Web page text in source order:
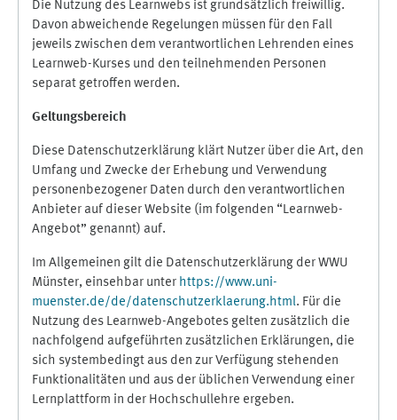
Die Nutzung des Learnwebs ist grundsätzlich freiwillig.
Davon abweichende Regelungen müssen für den Fall
jeweils zwischen dem verantwortlichen Lehrenden eines
Learnweb-Kurses und den teilnehmenden Personen
separat getroffen werden.
Geltungsbereich
Diese Datenschutzerklärung klärt Nutzer über die Art, den
Umfang und Zwecke der Erhebung und Verwendung
personenbezogener Daten durch den verantwortlichen
Anbieter auf dieser Website (im folgenden “Learnweb-
Angebot” genannt) auf.
Im Allgemeinen gilt die Datenschutzerklärung der WWU
Münster, einsehbar unter https://www.uni-
muenster.de/de/datenschutzerklaerung.html. Für die
Nutzung des Learnweb-Angebotes gelten zusätzlich die
nachfolgend aufgeführten zusätzlichen Erklärungen, die
sich systembedingt aus den zur Verfügung stehenden
Funktionalitäten und aus der üblichen Verwendung einer
Lernplattform in der Hochschullehre ergeben.